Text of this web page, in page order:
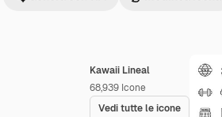
Kawaii Lineal
68,939 Icone
Vedi tutte le icone